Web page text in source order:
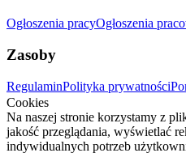
Ogłoszenia pracyOgłoszenia
Zasoby
RegulaminPolityka prywatności
Cookies
Na naszej stronie korzystamy z
jakość przeglądania, wyświetlać
indywidualnych potrzeb